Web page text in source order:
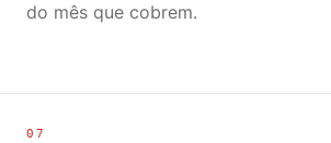
do mês que cobrem.
07